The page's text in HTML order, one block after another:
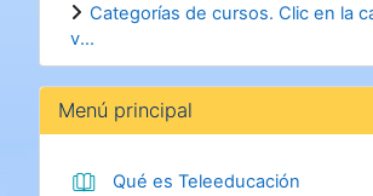
Categorías de cursos. Clic en la
v...
Salta Menú principal
Menú principal
Qué es Teleeducación